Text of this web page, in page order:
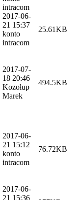
intracom
2017-06-
21 15:37
konto
intracom
25.61KB
2017-07-
18 20:46
Kozołup
Marek
494.5KB
2017-06-
21 15:12
konto
intracom
76.72KB
2017-06-
21 15:36